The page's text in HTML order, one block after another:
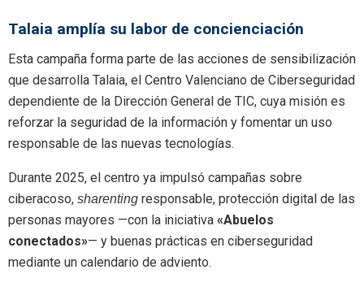
Talaia amplía su labor de concienciación
Esta campaña forma parte de las acciones de sensibilización
que desarrolla Talaia, el Centro Valenciano de Ciberseguridad
dependiente de la Dirección General de TIC, cuya misión es
reforzar la seguridad de la información y fomentar un uso
responsable de las nuevas tecnologías.
Durante 2025, el centro ya impulsó campañas sobre
ciberacoso, sharenting responsable, protección digital de las
personas mayores —con la iniciativa «Abuelos
conectados»— y buenas prácticas en ciberseguridad
mediante un calendario de adviento.